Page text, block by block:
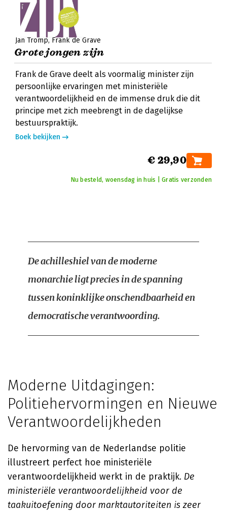
Jan Tromp Frank de Grave
Grote jongen zijn
Frank de Grave deelt als voormalig minister zijn
persoonlijke ervaringen met ministeriële
verantwoordelijkheid en de immense druk die dit
principe met zich meebrengt in de dagelijkse
bestuurspraktijk.
Boek bekijken
€ 29,90
Nu besteld, woensdag in huis | Gratis verzonden
De achilleshiel van de moderne
monarchie ligt precies in de spanning
tussen koninklijke onschendbaarheid en
democratische verantwoording.
Moderne Uitdagingen:
Politiehervormingen en Nieuwe
Verantwoordelijkheden
De hervorming van de Nederlandse politie
illustreert perfect hoe ministeriële
verantwoordelijkheid werkt in de praktijk. De
ministeriële verantwoordelijkheid voor de
taakuitoefening door marktautoriteiten is zeer